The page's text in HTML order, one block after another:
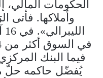
الحكومات
وأملاكها. فأتى
فيما البنك
يُفضّل حاكمه حلّ